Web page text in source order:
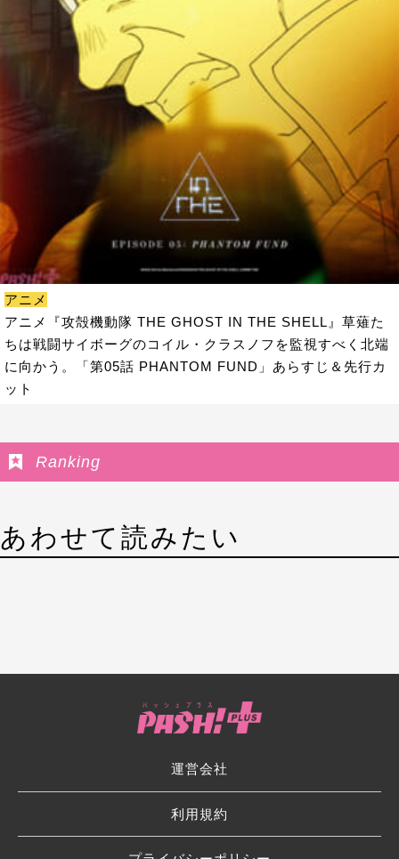
アニメ
アニメ『攻殻機動隊 THE GHOST IN THE SHELL』草薙た
ちは戦闘サイボーグのコイル・クラスノフを監視すべく北端
に向かう。「第05話 PHANTOM FUND」あらすじ＆先行カ
ット
Ranking
あわせて読みたい
運営会社
利用規約